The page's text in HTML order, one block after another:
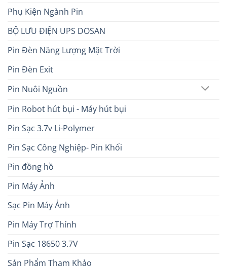
Phụ Kiện Ngành Pin
BỘ LƯU ĐIỆN UPS DOSAN
Pin Đèn Năng Lượng Mặt Trời
Pin Đèn Exit
Pin Nuôi Nguồn
Pin Robot hút bụi - Máy hút bụi
Pin Sạc 3.7v Li-Polymer
Pin Sạc Công Nghiệp- Pin Khối
Pin đồng hồ
Pin Máy Ảnh
Sạc Pin Máy Ảnh
Pin Máy Trợ Thính
Pin Sạc 18650 3.7V
Sản Phẩm Tham Khảo